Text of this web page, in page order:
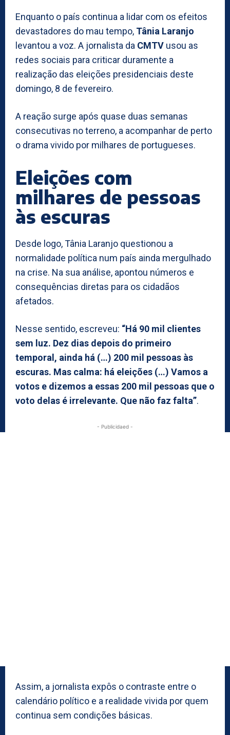
Enquanto o país continua a lidar com os efeitos
devastadores do mau tempo, Tânia Laranjo
levantou a voz. A jornalista da CMTV usou as
redes sociais para criticar duramente a
realização das eleições presidenciais deste
domingo, 8 de fevereiro.
A reação surge após quase duas semanas
consecutivas no terreno, a acompanhar de perto
o drama vivido por milhares de portugueses.
Eleições com
milhares de pessoas
às escuras
Desde logo, Tânia Laranjo questionou a
normalidade política num país ainda mergulhado
na crise. Na sua análise, apontou números e
consequências diretas para os cidadãos
afetados.
Nesse sentido, escreveu: “Há 90 mil clientes
sem luz. Dez dias depois do primeiro
temporal, ainda há (…) 200 mil pessoas às
escuras. Mas calma: há eleições (…) Vamos a
votos e dizemos a essas 200 mil pessoas que o
voto delas é irrelevante. Que não faz falta”.
- Publicidaed -
Assim, a jornalista expôs o contraste entre o
calendário político e a realidade vivida por quem
continua sem condições básicas.